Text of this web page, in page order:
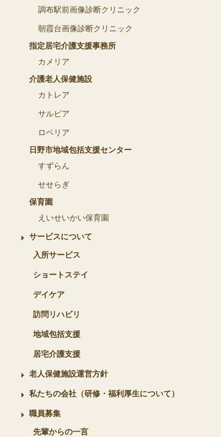
調布駅前画像診断クリニック
朝霞台画像診断クリニック
指定居宅介護支援事務所
カメリア
介護老人保健施設
カトレア
サルビア
ロベリア
日野市地域包括支援センター
すずらん
せせらぎ
保育園
えいせいかい保育園
サービスについて
入所サービス
ショートステイ
デイケア
訪問リハビリ
地域包括支援
居宅介護支援
老人保健施設運営方針
私たちの会社（研修・福利厚生について）
職員募集
先輩からの一言